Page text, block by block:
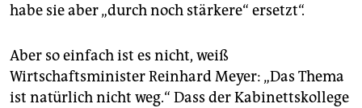
habe sie aber „durch noch stärkere“ ersetzt“.
Aber so einfach ist es nicht, weiß
Wirtschaftsminister Reinhard Meyer: „Das Thema
ist natürlich nicht weg.“ Dass der Kabinettskollege